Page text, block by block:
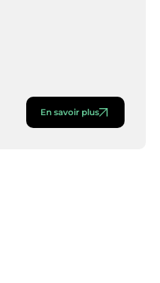
En savoir plus